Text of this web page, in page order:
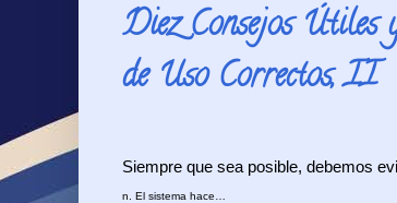
Diez Consejos Útiles
de Uso Correctos, II
Siempre que sea posible, debemos
n. El sistema hace…